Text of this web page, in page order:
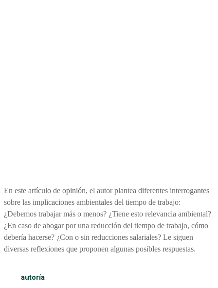
En este artículo de opinión, el autor plantea diferentes interrogantes
sobre las implicaciones ambientales del tiempo de trabajo:
¿Debemos trabajar más o menos? ¿Tiene esto relevancia ambiental?
¿En caso de abogar por una reducción del tiempo de trabajo, cómo
debería hacerse? ¿Con o sin reducciones salariales? Le siguen
diversas reflexiones que proponen algunas posibles respuestas.
autoría